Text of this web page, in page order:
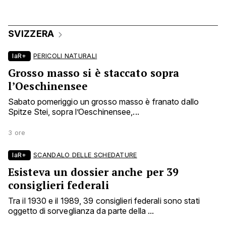
SVIZZERA
laR+ PERICOLI NATURALI
Grosso masso si è staccato sopra
l’Oeschinensee
Sabato pomeriggio un grosso masso è franato dallo
Spitze Stei, sopra l’Oeschinensee,...
3 ore
laR+ SCANDALO DELLE SCHEDATURE
Esisteva un dossier anche per 39
consiglieri federali
Tra il 1930 e il 1989, 39 consiglieri federali sono stati
oggetto di sorveglianza da parte della ...